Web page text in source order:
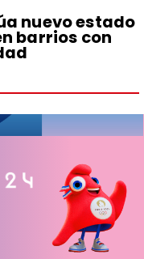
nuevo estado
barrios con